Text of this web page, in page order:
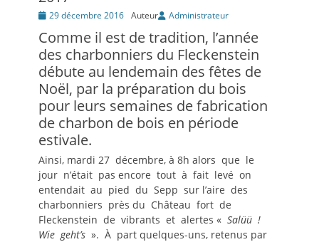
Posté29 décembre 2016 Auteur Administrateur
Comme il est de tradition, l’année
des charbonniers du Fleckenstein
débute au lendemain des fêtes de
Noël, par la préparation du bois
pour leurs semaines de fabrication
de charbon de bois en période
estivale.
Ainsi, mardi 27 décembre, à 8h alors que le
jour n’était pas encore tout à fait levé on
entendait au pied du Sepp sur l’aire des
charbonniers près du Château fort de
Fleckenstein de vibrants et alertes « Salüü !
Wie geht’s ». À part quelques-uns, retenus par